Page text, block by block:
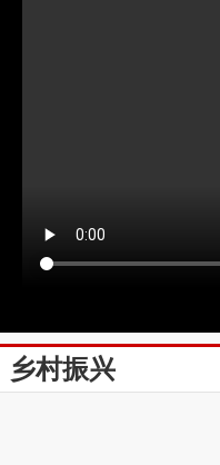
乡村振兴